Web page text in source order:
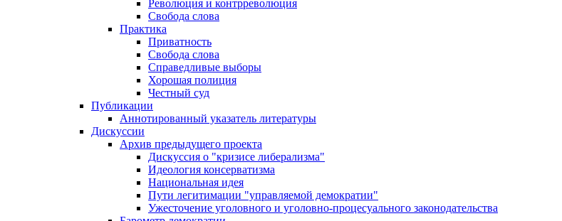
Революция и контрреволюция
Свобода слова
Практика
Приватность
Свобода слова
Справедливые выборы
Хорошая полиция
Честный суд
Публикации
Аннотированный указатель литературы
Дискуссии
Архив предыдущего проекта
Дискуссия о "кризисе либерализма"
Идеология консерватизма
Национальная идея
Пути легитимации "управляемой демократии"
Ужесточение уголовного и уголовно-процесуального законодательства